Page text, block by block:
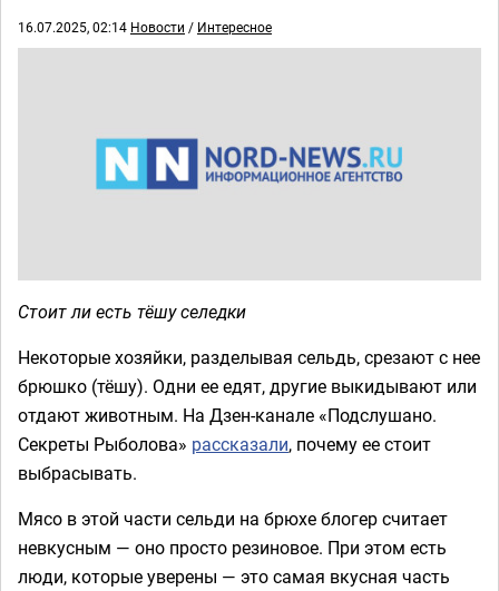
16.07.2025, 02:14 Новости / Интересное
Стоит ли есть тёшу селедки
Некоторые хозяйки, разделывая сельдь, срезают с нее
брюшко (тёшу). Одни ее едят, другие выкидывают или
отдают животным. На Дзен-канале «Подслушано.
Секреты Рыболова» рассказали, почему ее стоит
выбрасывать.
Мясо в этой части сельди на брюхе блогер считает
невкусным — оно просто резиновое. При этом есть
люди, которые уверены — это самая вкусная часть